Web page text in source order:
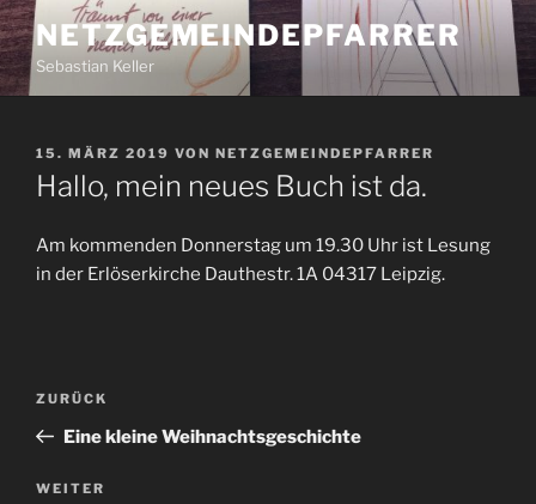
Zum
Inhalt
springen
NETZGEMEINDEPFARRER
Sebastian Keller
VERÖFFENTLICHT
AM
15. MÄRZ 2019 VON NETZGEMEINDEPFARRER
Hallo, mein neues Buch ist da.
Am kommenden Donnerstag um 19.30 Uhr ist Lesung
in der Erlöserkirche Dauthestr. 1A 04317 Leipzig.
Beitragsnavigation
Vorheriger
Beitrag
ZURÜCK
Eine kleine Weihnachtsgeschichte
Nächster
WEITER